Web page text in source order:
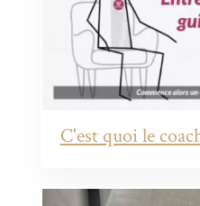
C'est quoi le